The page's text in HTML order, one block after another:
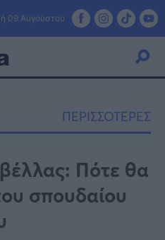
09 Αυγούστου
ΠΕΡΙΣΣΟΤΕΡΕΣ
Πότε θα
σπουδαίου